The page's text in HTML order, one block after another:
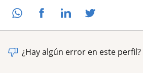
¿Hay algún error en este perfil?